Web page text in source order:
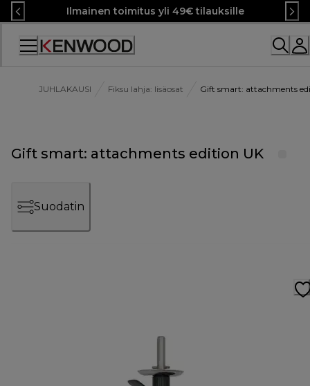
Skip
to
Content
Ilmainen toimitus yli 49€ tilauksille
JUHLAKAUSI Fiksu lahja: lisäosat Gift smart: attachments
Gift smart: attachments edition UK
Suodatin